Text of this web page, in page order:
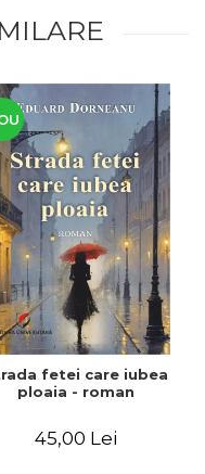
fetei care iubea
ploaia - roman
45,00 Lei